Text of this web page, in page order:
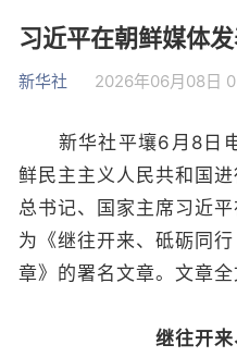
习近平在朝鲜媒体
新华社 2026年06月08日
新华社平壤6月8日
鲜民主主义人民共和国
总书记、国家主席习近
为《继往开来、砥砺同
章》的署名文章。文章全
继往开